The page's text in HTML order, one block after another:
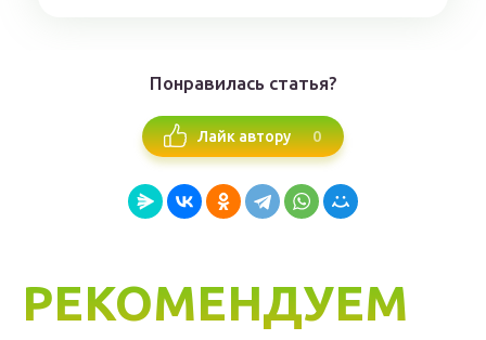
Понравилась статья?
Лайк автору 0
РЕКОМЕНДУЕМ